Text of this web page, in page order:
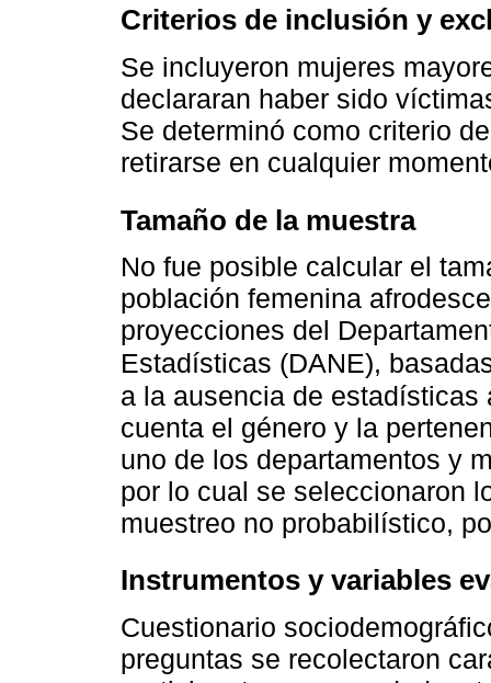
Criterios de inclusión y
Se incluyeron mujeres
declararan haber sido
Se determinó como criterio
retirarse en cualquier
Tamaño de la muestra
No fue posible calcular el
población femenina
proyecciones del
Estadísticas (DANE),
a la ausencia de
cuenta el género y la
uno de los departamentos y
por lo cual se seleccionaron
muestreo no probabilístico,
Instrumentos y variables
Cuestionario
preguntas se recolectaron